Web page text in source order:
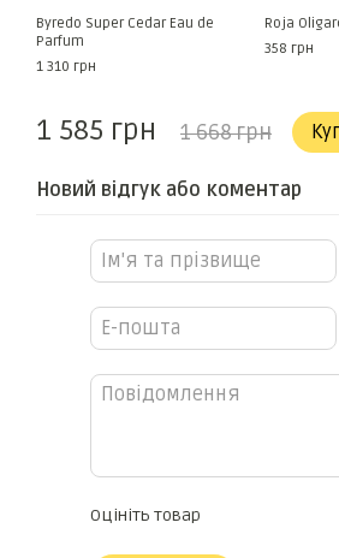
Byredo Super Cedar Eau de
Parfum
1 310 грн
Roja
358 грн
1 585 грн 1 668 грн
Новий відгук або коментар
Оцініть товар